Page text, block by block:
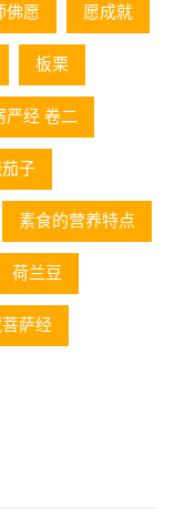
佛愿 愿成就
板栗
严经 卷二
子
素食的营养特点
荷兰豆
萨经